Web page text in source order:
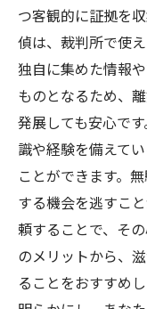
つ客観的に証拠を
偵は、裁判所で使
独自に集めた情報
ものとなるため、
発展しても安心で
識や経験を備えて
ことができます。
する機会を逃すこ
頼することで、そ
のメリットから、
ることをおすすめ